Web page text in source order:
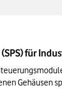
für